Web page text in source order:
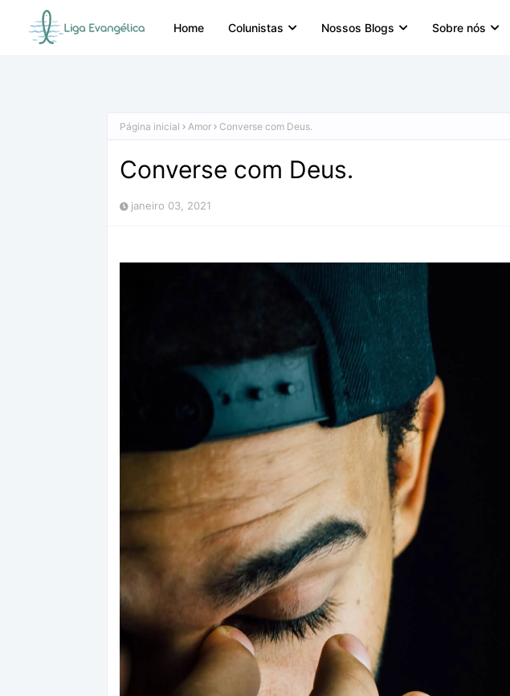
Home Colunistas Nossos Blogs Sobre nós
Página inicial Amor Converse com Deus.
Converse com Deus.
janeiro 03, 2021